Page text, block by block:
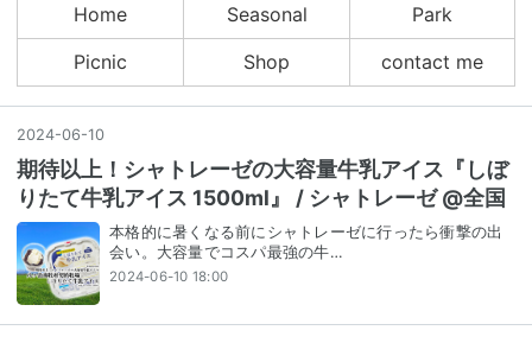
Home Seasonal Park
Picnic Shop contact me
2024-06-10
期待以上！シャトレーゼの大容量牛乳アイス『しぼ
りたて牛乳アイス 1500ml』 / シャトレーゼ @全国
本格的に暑くなる前にシャトレーゼに行ったら衝撃の出
会い。大容量でコスパ最強の牛…
2024-06-10 18:00